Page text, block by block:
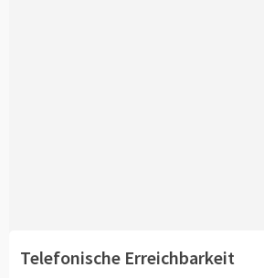
Telefonische Erreichbarkeit